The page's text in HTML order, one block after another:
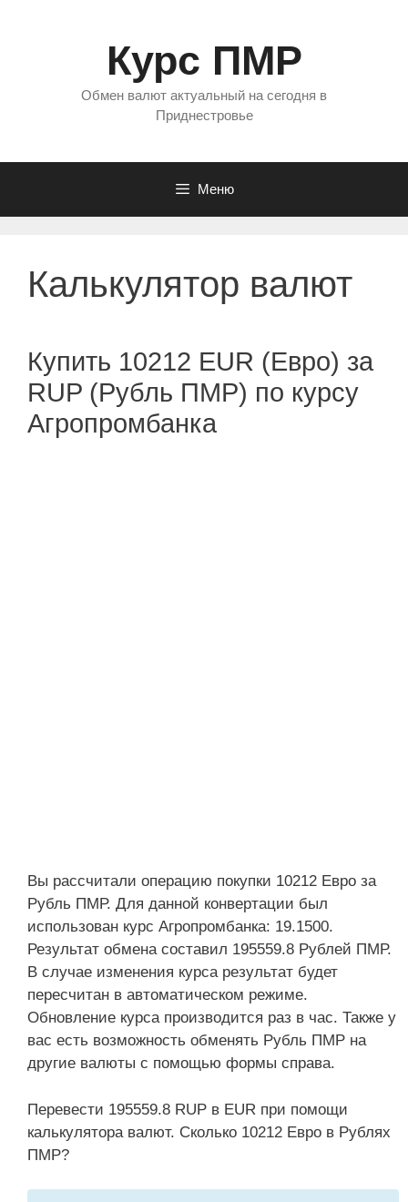
Курс ПМР
Обмен валют актуальный на сегодня в
Приднестровье
Меню
Калькулятор валют
Купить 10212 EUR (Евро) за
RUP (Рубль ПМР) по курсу
Агропромбанка
Вы рассчитали операцию покупки 10212 Евро за
Рубль ПМР. Для данной конвертации был
использован курс Агропромбанка: 19.1500.
Результат обмена составил 195559.8 Рублей ПМР.
В случае изменения курса результат будет
пересчитан в автоматическом режиме.
Обновление курса производится раз в час. Также у
вас есть возможность обменять Рубль ПМР на
другие валюты с помощью формы справа.
Перевести 195559.8 RUP в EUR при помощи
калькулятора валют. Сколько 10212 Евро в Рублях
ПМР?